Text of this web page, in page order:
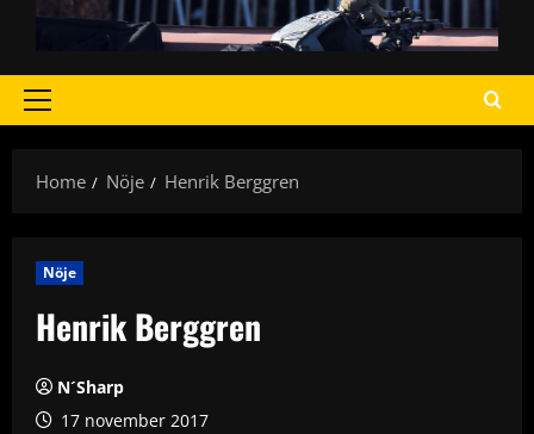
Primary
Home
Nöje Henrik Berggren
Nöje
Henrik Berggren
N´Sharp
17 november 2017